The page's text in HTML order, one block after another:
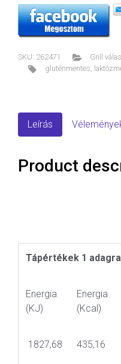
SKU: 262471 Grill
gluténmentes,
Leírás
Product
Tápértékek 1 adagra
Energia
(KJ)
Energia
(Kcal)
1827,68 435,16